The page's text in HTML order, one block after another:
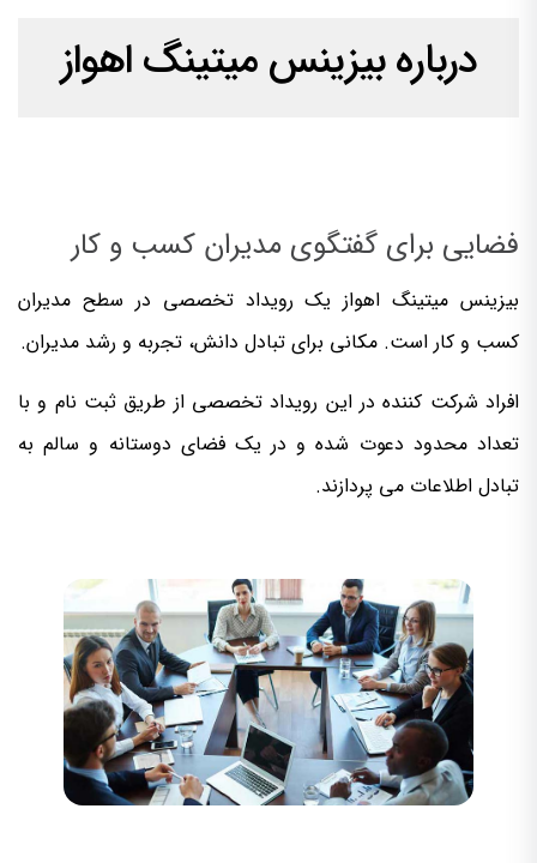
درباره بیزینس میتینگ اهواز
فضایی برای گفتگوی مدیران کسب و کار
بیزینس میتینگ اهواز یک رویداد تخصصی در سطح مدیران
کسب و کار است. مکانی برای تبادل دانش، تجربه و رشد مدیران.
افراد شرکت کننده در این رویداد تخصصی از طریق ثبت نام و با
تعداد محدود دعوت شده و در یک فضای دوستانه و سالم به
تبادل اطلاعات می پردازند.